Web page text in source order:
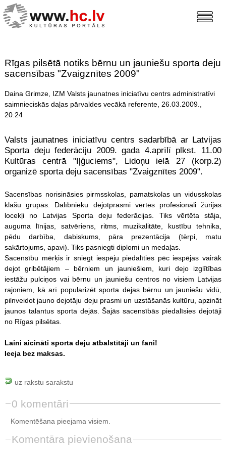
Rīgas pilsētā notiks bērnu un jauniešu sporta deju
sacensības "Zvaigznītes 2009"
Daina Grimze, IZM Valsts jaunatnes iniciatīvu centrs administratīvi
saimnieciskās daļas pārvaldes vecākā referente, 26.03.2009.,
20:24
Valsts jaunatnes iniciatīvu centrs sadarbībā ar Latvijas
Sporta deju federāciju 2009. gada 4.aprīlī plkst. 11.00
Kultūras centrā "Iļģuciems", Lidoņu ielā 27 (korp.2)
organizē sporta deju sacensības "Zvaigznītes 2009".
Sacensības norisināsies pirmsskolas, pamatskolas un vidusskolas
klašu grupās. Dalībnieku dejotprasmi vērtēs profesionāli žūrijas
locekļi no Latvijas Sporta deju federācijas. Tiks vērtēta stāja,
auguma līnijas, satvēriens, ritms, muzikalitāte, kustību tehnika,
pēdu darbība, dabiskums, pāra prezentācija (tērpi, matu
sakārtojums, apavi). Tiks pasniegti diplomi un medaļas.
Sacensību mērķis ir sniegt iespēju piedalīties pēc iespējas vairāk
dejot gribētājiem – bērniem un jauniešiem, kuri dejo izglītības
iestāžu pulciņos vai bērnu un jauniešu centros no visiem Latvijas
rajoniem, kā arī popularizēt sporta dejas bērnu un jauniešu vidū,
pilnveidot jauno dejotāju deju prasmi un uzstāšanās kultūru, apzināt
jaunos talantus sporta dejās. Šajās sacensībās piedalīsies dejotāji
no Rīgas pilsētas.
Laini aicināti sporta deju atbalstītāji un fani!
Ieeja bez maksas.
uz rakstu sarakstu
0 komentāri
Komentēšana pieejama visiem.
Komentāra pievienošana